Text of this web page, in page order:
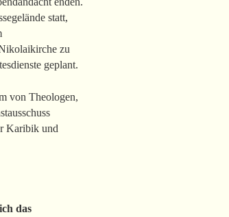
statt,
zu
geplant.
von Theologen,
Karibik und
das